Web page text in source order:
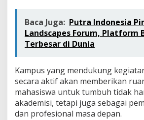
Baca Juga: Putra Indonesia
Landscapes Forum, Platform
Terbesar di Dunia
Kampus yang mendukung
secara aktif akan memberikan
mahasiswa untuk tumbuh tidak
akademisi, tetapi juga sebagai
dan profesional masa depan.